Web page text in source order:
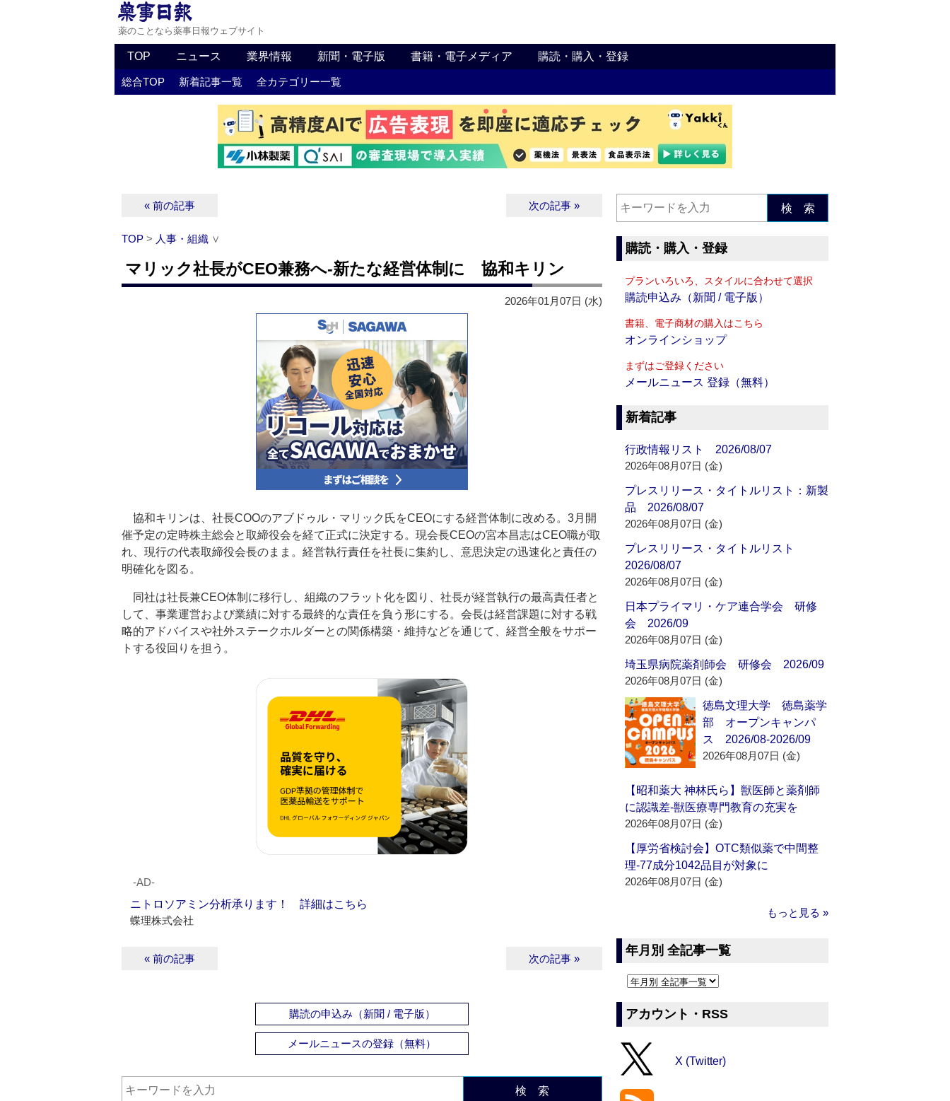
薬のことなら薬事日報ウェブサイト
TOP ニュース 業界情報 新聞・電子版 書籍・電子メディア 購読・購入・登録
総合TOP 新着記事一覧 全カテゴリー一覧
« 前の記事 次の記事 »
TOP > 人事・組織 ∨
マリック社長がCEO兼務へ‐新たな経営体制に 協和キリン
2026年01月07日 (水)
協和キリンは、社長COOのアブドゥル・マリック氏をCEOにする経営体制に改める。3月開
催予定の定時株主総会と取締役会を経て正式に決定する。現会長CEOの宮本昌志はCEO職が取
れ、現行の代表取締役会長のまま。経営執行責任を社長に集約し、意思決定の迅速化と責任の
明確化を図る。
同社は社長兼CEO体制に移行し、組織のフラット化を図り、社長が経営執行の最高責任者と
して、事業運営および業績に対する最終的な責任を負う形にする。会長は経営課題に対する戦
略的アドバイスや社外ステークホルダーとの関係構築・維持などを通じて、経営全般をサポー
トする役回りを担う。
‐AD‐
ニトロソアミン分析承ります！ 詳細はこちら
蝶理株式会社
« 前の記事 次の記事 »
購読の申込み（新聞 / 電子版）
メールニュースの登録（無料）
検 索
検 索
購読・購入・登録
プランいろいろ、スタイルに合わせて選択
購読申込み（新聞 / 電子版）
書籍、電子商材の購入はこちら
オンラインショップ
まずはご登録ください
メールニュース 登録（無料）
新着記事
行政情報リスト 2026/08/07
2026年08月07日 (金)
プレスリリース・タイトルリスト：新製
品 2026/08/07
2026年08月07日 (金)
プレスリリース・タイトルリスト
2026/08/07
2026年08月07日 (金)
日本プライマリ・ケア連合学会 研修
会 2026/09
2026年08月07日 (金)
埼玉県病院薬剤師会 研修会 2026/09
2026年08月07日 (金)
徳島文理大学 徳島薬学
部 オープンキャンパ
ス 2026/08-2026/09
2026年08月07日 (金)
【昭和薬大 神林氏ら】獣医師と薬剤師
に認識差‐獣医療専門教育の充実を
2026年08月07日 (金)
【厚労省検討会】OTC類似薬で中間整
理‐77成分1042品目が対象に
2026年08月07日 (金)
もっと見る »
年月別 全記事一覧
アカウント・RSS
X (Twitter)